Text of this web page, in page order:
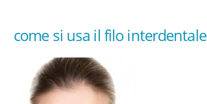
come si usa il filo interdentale